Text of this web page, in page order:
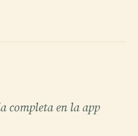
completa en la app